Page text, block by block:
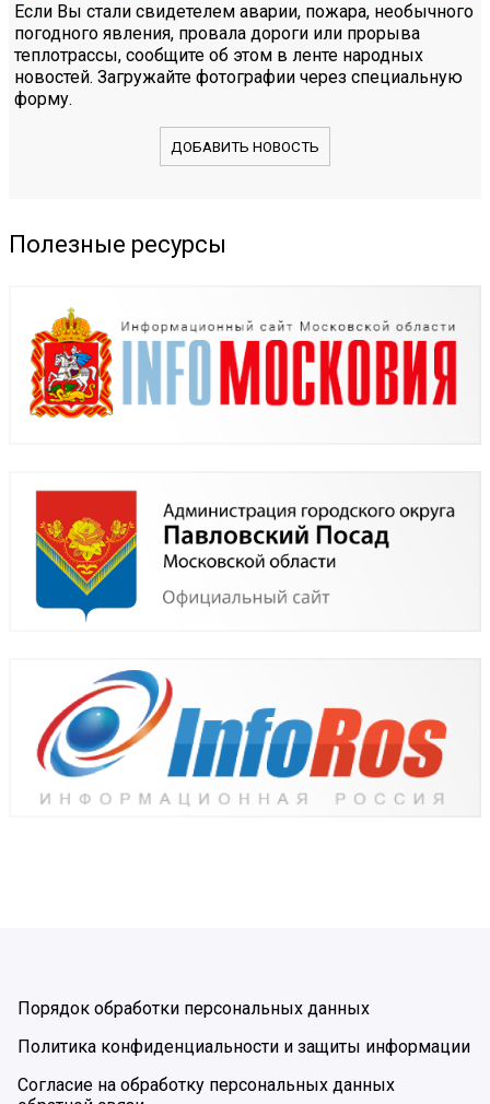
Если Вы стали свидетелем аварии, пожара, необычного
погодного явления, провала дороги или прорыва
теплотрассы, сообщите об этом в ленте народных
новостей. Загружайте фотографии через специальную
форму.
ДОБАВИТЬ НОВОСТЬ
Полезные ресурсы
Порядок обработки персональных данных
Политика конфиденциальности и защиты информации
Согласие на обработку персональных данных